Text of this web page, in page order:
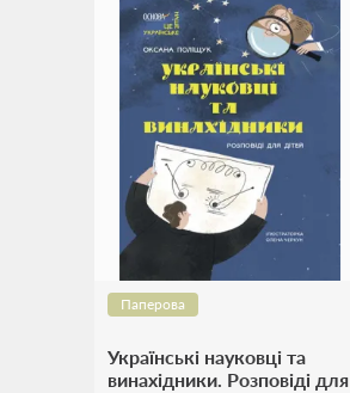
Паперова
Українські науковці та
винахідники. Розповіді для